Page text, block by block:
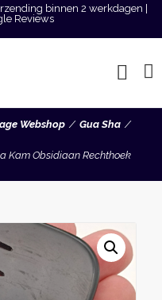
binnen 2 werkdagen |
Reviews
Webshop Gua Sha
Kam Obsidiaan Rechthoek